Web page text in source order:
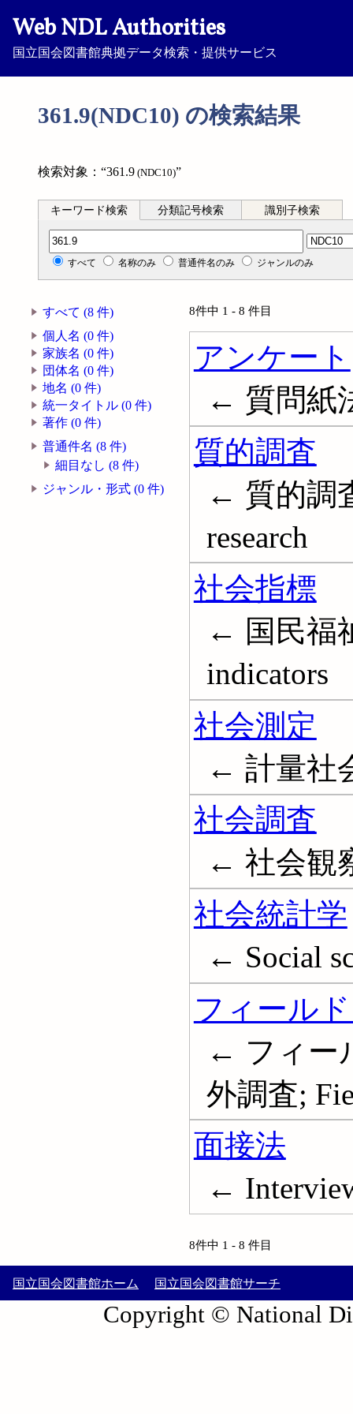
Web NDL Authorities
国立国会図書館典拠データ検索・提供サービス
361.9(NDC10) の検索結果
検索対象：“361.9 (NDC10)”
キーワード検索 分類記号検索 識別子検索
分類記号検索
すべて 名称のみ 普通件名のみ ジャンルのみ
すべて (8 件)
個人名 (0 件)
家族名 (0 件)
団体名 (0 件)
地名 (0 件)
統一タイトル (0 件)
著作 (0 件)
普通件名 (8 件)
細目なし (8 件)
ジャンル・形式 (0 件)
8件中 1 - 8 件目
アンケート
← 質問紙
質的調査
← 質的調
research
社会指標
← 国民福
indicators
社会測定
← 計量社
社会調査
← 社会観
社会統計学
← Social
フィール
← フィー
外調査;
面接法
←
8件中 1 - 8 件目
国立国会図書館ホーム 国立国会図書館サーチ
Copyright © National